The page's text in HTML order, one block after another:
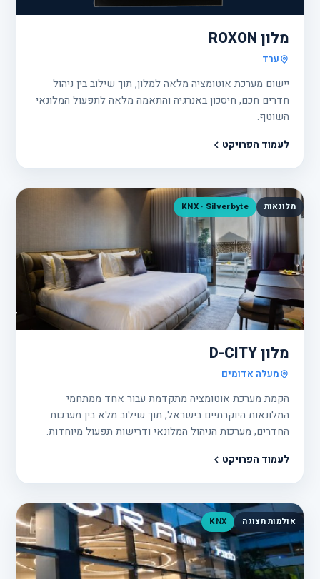
מלון ROXON
ערד
יישום מערכת אוטומציה מלאה למלון, תוך שילוב בין ניהול
חדרים חכם, חיסכון באנרגיה והתאמה מלאה לתפעול המלונאי
השוטף.
לעמוד הפרויקט
מלונאות KNX · Silverbyte
מלון D-CITY
מעלה אדומים
הקמת מערכת אוטומציה מתקדמת עבור אחד ממתחמי
המלונאות היוקרתיים בישראל, תוך שילוב מלא בין מערכות
החדרים, מערכות הניהול המלונאי ודרישות תפעול מיוחדות.
לעמוד הפרויקט
אולמות תצוגה KNX